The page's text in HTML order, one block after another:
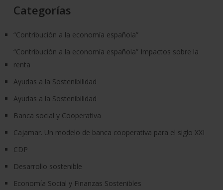
Categorías
“Contribución a la economía española”
“Contribución a la economía española” Impactos sobre la
renta
Ayudas a la Sostenibilidad
Ayudas a la Sostenibilidad
Banca social y Cooperativa
Cajamar. Un modelo de banca cooperativa para el siglo XXI
CDP
Desarrollo sostenible
Economía Social y Finanzas Sostenibles